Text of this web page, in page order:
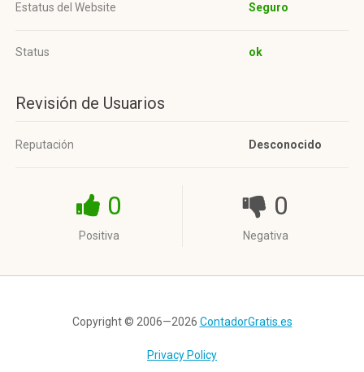
Estatus del Website Seguro
Status ok
Revisión de Usuarios
Reputación Desconocido
0
Positiva
0
Negativa
Copyright © 2006—2026 ContadorGratis.es
Privacy Policy